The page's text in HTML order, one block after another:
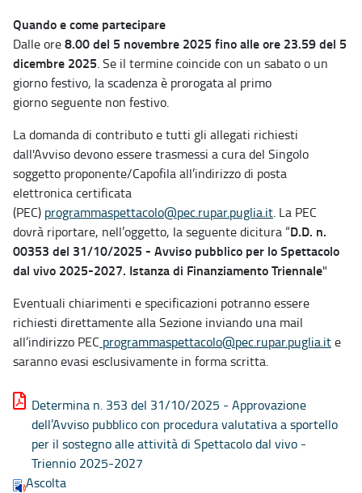
Quando e come partecipare
Dalle ore8.00 del 5 novembre 2025 fino alle ore 23.59 del 5
dicembre 2025. Se il termine coincide con un sabato o un
giorno festivo, la scadenza è prorogata al primo
giorno seguente non festivo.
La domanda di contributo e tutti gli allegati richiesti
dall'Avviso devono essere trasmessi a cura del Singolo
soggetto proponente/Capofila all’indirizzo di posta
elettronica certificata
(PEC) programmaspettacolo@pec.rupar.puglia.it. La PEC
dovrà riportare, nell’oggetto, la seguente dicitura “D.D. n.
00353 del 31/10/2025 - Avviso pubblico per lo Spettacolo
dal vivo 2025-2027. Istanza di Finanziamento Triennale"
Eventuali chiarimenti e specificazioni potranno essere
richiesti direttamente alla Sezione inviando una mail
all’indirizzo PEC programmaspettacolo@pec.rupar.puglia.ite
saranno evasi esclusivamente in forma scritta.
Determina n. 353 del 31/10/2025 - Approvazione
dell’Avviso pubblico con procedura valutativa a sportello
per il sostegno alle attività di Spettacolo dal vivo -
Triennio 2025-2027
Ascolta